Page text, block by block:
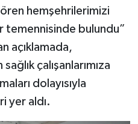
hemşehrilerimizi
temennisinde bulundu”
açıklamada,
çalışanlarımıza
dolayısıyla
yer aldı.